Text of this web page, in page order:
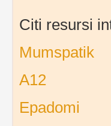
Citi resursi
Mumspatik
A12
Epadomi